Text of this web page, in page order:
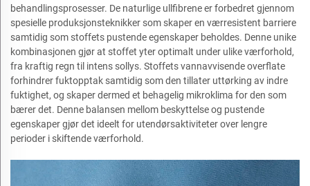
behandlingsprosesser. De naturlige ullfibrene er forbedret gjennom
spesielle produksjonsteknikker som skaper en værresistent barriere
samtidig som stoffets pustende egenskaper beholdes. Denne unike
kombinasjonen gjør at stoffet yter optimalt under ulike værforhold,
fra kraftig regn til intens sollys. Stoffets vannavvisende overflate
forhindrer fuktopptak samtidig som den tillater uttørking av indre
fuktighet, og skaper dermed et behagelig mikroklima for den som
bærer det. Denne balansen mellom beskyttelse og pustende
egenskaper gjør det ideelt for utendørsaktiviteter over lengre
perioder i skiftende værforhold.